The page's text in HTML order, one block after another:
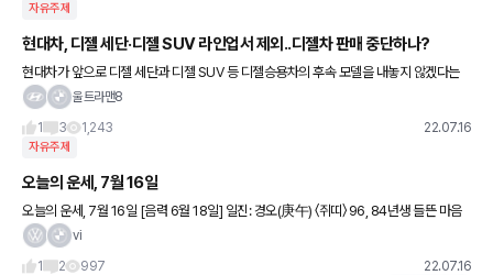
자유주제
현대차, 디젤 세단·디젤 SUV 라인업서 제외..디젤차 판매 중단하나?
현대차가 앞으로 디젤 세단과 디젤 SUV 등 디젤승용차의 후속 모델을 내놓지 않겠다는
방침이다. 14일 부산 벡스코에서 열리는 2022 부산모터쇼 현장에서 현대자동차 관계자울트라맨8
1
3 1,243 22.07.16
자유주제
오늘의 운세, 7월 16일
오늘의 운세, 7월 16일 [음력 6월 18일] 일진: 경오(庚午) 〈쥐띠〉 96, 84년생 들뜬 마음
을 가라앉혀라. 무작정 따라가다가는 낭패를 겪게 되니 꼼꼼히 확인할 필요가 있다. 72년
vi
1
2 997 22.07.16